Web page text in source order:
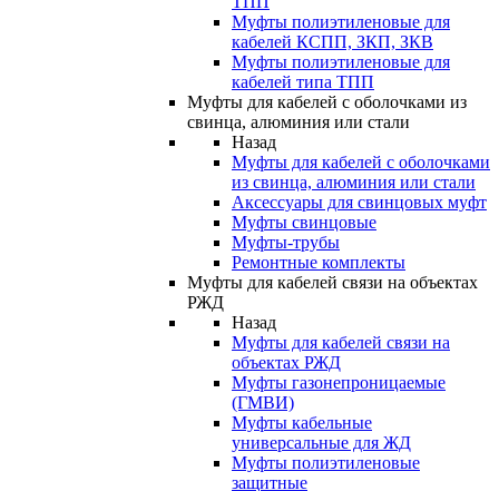
Муфты полиэтиленовые для
кабелей КСПП, ЗКП, ЗКВ
Муфты полиэтиленовые для
кабелей типа ТПП
Муфты для кабелей с оболочками из
свинца, алюминия или стали
Назад
Муфты для кабелей с оболочками
из свинца, алюминия или стали
Аксессуары для свинцовых муфт
Муфты свинцовые
Муфты-трубы
Ремонтные комплекты
Муфты для кабелей связи на объектах
РЖД
Назад
Муфты для кабелей связи на
объектах РЖД
Муфты газонепроницаемые
(ГМВИ)
Муфты кабельные
универсальные для ЖД
Муфты полиэтиленовые
защитные